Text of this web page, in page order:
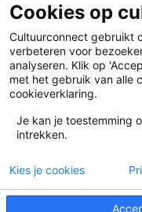
www.cultuurconnect.be
Cookies op
Cultuurconnect gebruikt
verbeteren voor
analyseren. Klik op
met het gebruik van alle
cookieverklaring.
Je kan je toestemming
intrekken.
Kies je cookies